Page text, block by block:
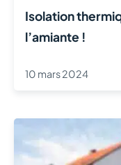
Isolation
l’amiante !
10 mars 2024